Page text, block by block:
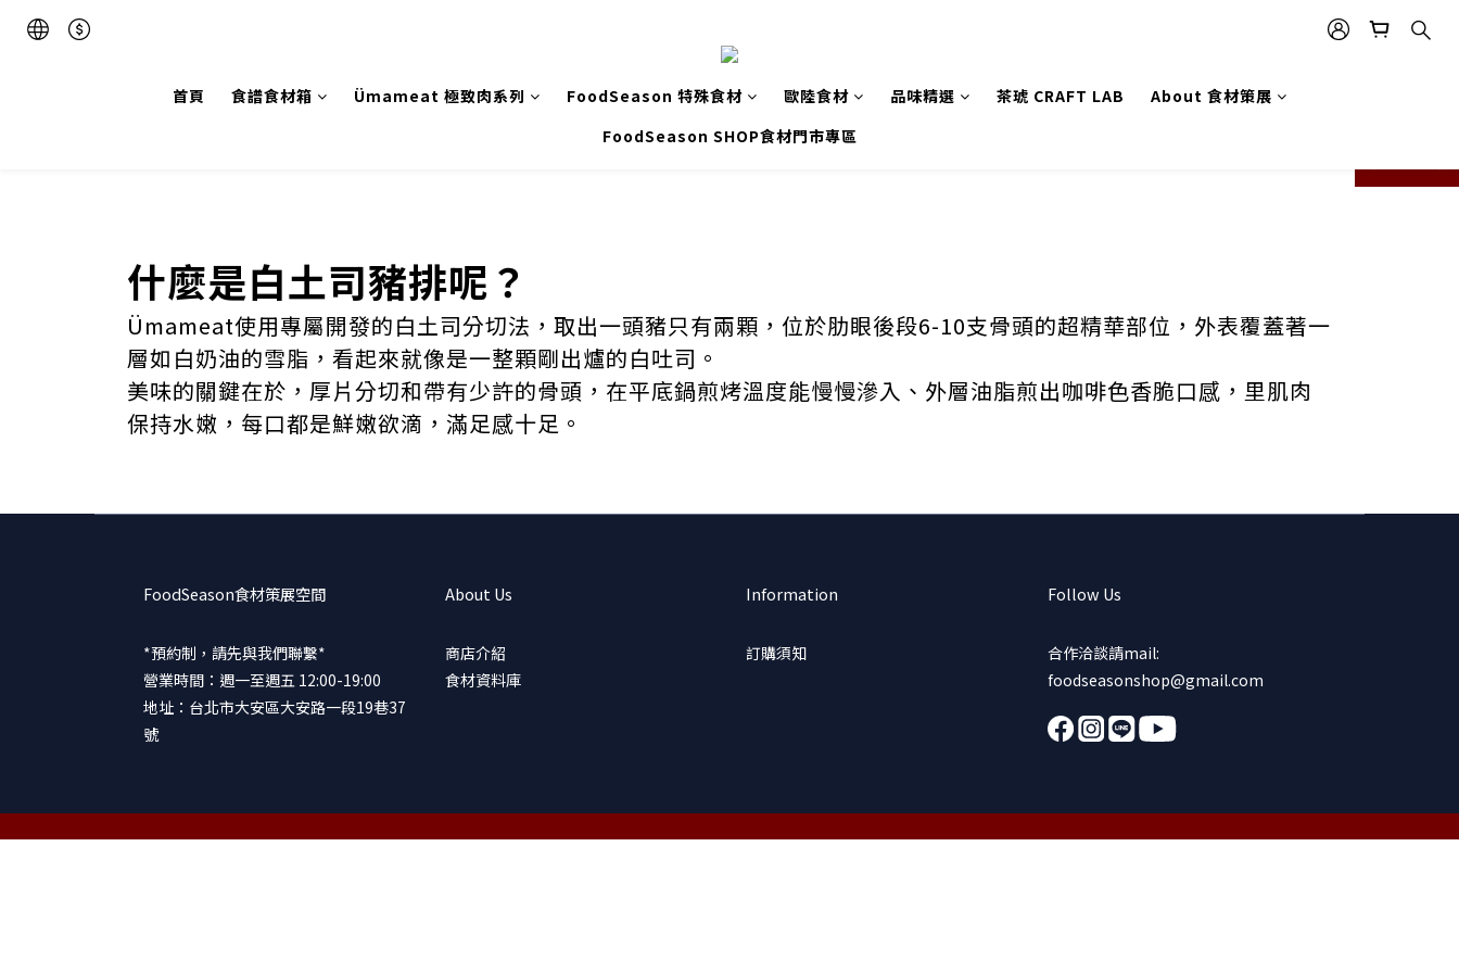
首頁 食譜食材箱 Ümameat 極致肉系列 FoodSeason 特殊食材 歐陸食材 品味精選 茶琥 CRAFT LAB
About 食材策展
FoodSeason SHOP食材門市專區
prev next
什麼是白土司豬排呢？
Ümameat使用專屬開發的白土司分切法，取出一頭豬只有兩顆，位於肋眼後段6-10支骨頭的超精華部位，外表覆蓋著一
層如白奶油的雪脂，看起來就像是一整顆剛出爐的白吐司。
美味的關鍵在於，厚片分切和帶有少許的骨頭，在平底鍋煎烤溫度能慢慢滲入、外層油脂煎出咖啡色香脆口感，里肌肉
保持水嫩，每口都是鮮嫩欲滴，滿足感十足。
FoodSeason食材策展空間
*預約制，請先與我們聯繫*
營業時間：週一至週五 12:00-19:00
地址：台北市大安區大安路一段19巷37
號
About Us
商店介紹
食材資料庫
Information
訂購須知
Follow Us
合作洽談請mail:
foodseasonshop@gmail.com